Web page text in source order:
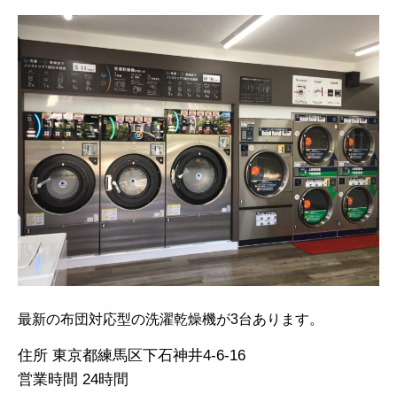
最新の布団対応型の洗濯乾燥機が3台あります。
住所 東京都練馬区下石神井4-6-16
営業時間 24時間